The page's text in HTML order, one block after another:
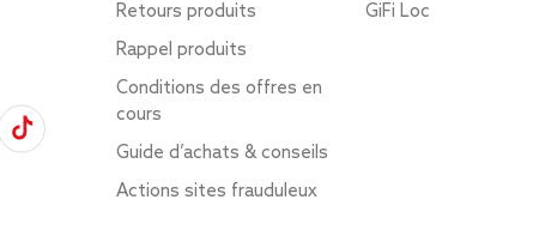
Retours produits
Rappel produits
Conditions des offres en
cours
Guide d’achats & conseils
Actions sites frauduleux
GiFi Loc